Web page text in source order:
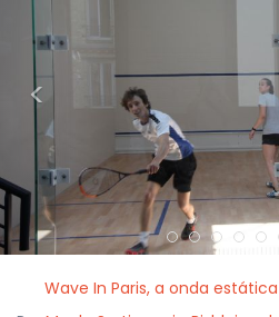
<
Wave In Paris, a onda